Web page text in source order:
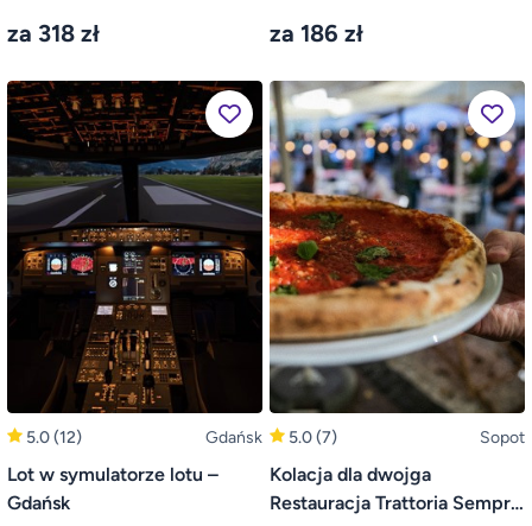
za 318 zł za 186 zł
5.0(12) Gdańsk
Lot w symulatorze lotu –
Gdańsk
5.0(7) Sopot
Kolacja dla dwojga
Restauracja Trattoria Sempre